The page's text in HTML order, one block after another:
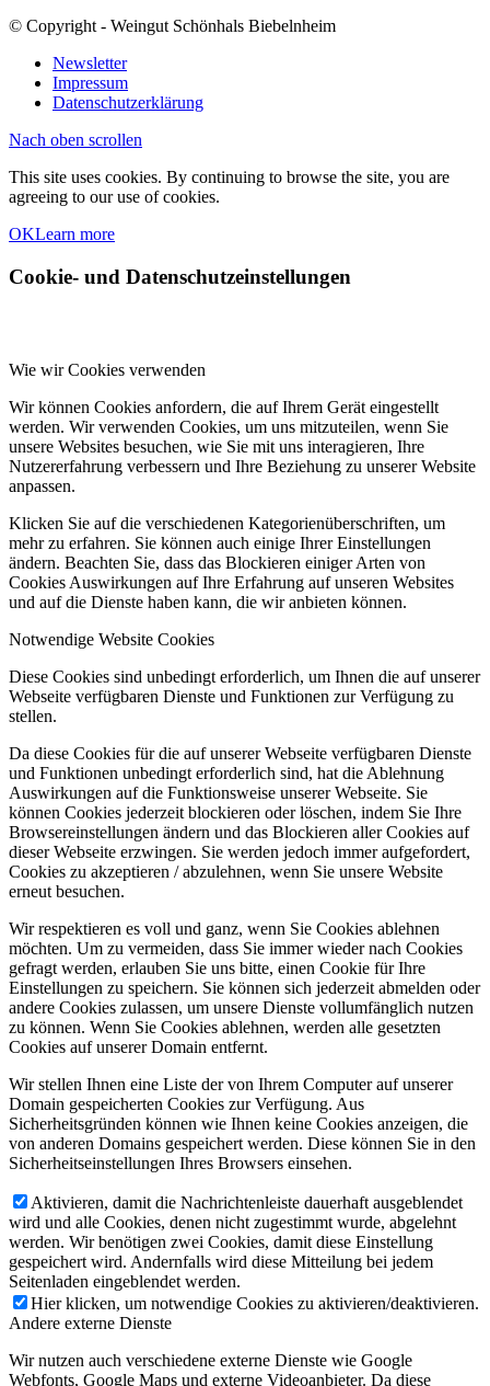
© Copyright - Weingut Schönhals Biebelnheim
Newsletter
Impressum
Datenschutzerklärung
Nach oben scrollen
This site uses cookies. By continuing to browse the site, you are
agreeing to our use of cookies.
OKLearn more
Cookie- und Datenschutzeinstellungen
Wie wir Cookies verwenden
Wir können Cookies anfordern, die auf Ihrem Gerät eingestellt
werden. Wir verwenden Cookies, um uns mitzuteilen, wenn Sie
unsere Websites besuchen, wie Sie mit uns interagieren, Ihre
Nutzererfahrung verbessern und Ihre Beziehung zu unserer Website
anpassen.
Klicken Sie auf die verschiedenen Kategorienüberschriften, um
mehr zu erfahren. Sie können auch einige Ihrer Einstellungen
ändern. Beachten Sie, dass das Blockieren einiger Arten von
Cookies Auswirkungen auf Ihre Erfahrung auf unseren Websites
und auf die Dienste haben kann, die wir anbieten können.
Notwendige Website Cookies
Diese Cookies sind unbedingt erforderlich, um Ihnen die auf unserer
Webseite verfügbaren Dienste und Funktionen zur Verfügung zu
stellen.
Da diese Cookies für die auf unserer Webseite verfügbaren Dienste
und Funktionen unbedingt erforderlich sind, hat die Ablehnung
Auswirkungen auf die Funktionsweise unserer Webseite. Sie
können Cookies jederzeit blockieren oder löschen, indem Sie Ihre
Browsereinstellungen ändern und das Blockieren aller Cookies auf
dieser Webseite erzwingen. Sie werden jedoch immer aufgefordert,
Cookies zu akzeptieren / abzulehnen, wenn Sie unsere Website
erneut besuchen.
Wir respektieren es voll und ganz, wenn Sie Cookies ablehnen
möchten. Um zu vermeiden, dass Sie immer wieder nach Cookies
gefragt werden, erlauben Sie uns bitte, einen Cookie für Ihre
Einstellungen zu speichern. Sie können sich jederzeit abmelden oder
andere Cookies zulassen, um unsere Dienste vollumfänglich nutzen
zu können. Wenn Sie Cookies ablehnen, werden alle gesetzten
Cookies auf unserer Domain entfernt.
Wir stellen Ihnen eine Liste der von Ihrem Computer auf unserer
Domain gespeicherten Cookies zur Verfügung. Aus
Sicherheitsgründen können wie Ihnen keine Cookies anzeigen, die
von anderen Domains gespeichert werden. Diese können Sie in den
Sicherheitseinstellungen Ihres Browsers einsehen.
Aktivieren, damit die Nachrichtenleiste dauerhaft ausgeblendet
wird und alle Cookies, denen nicht zugestimmt wurde, abgelehnt
werden. Wir benötigen zwei Cookies, damit diese Einstellung
gespeichert wird. Andernfalls wird diese Mitteilung bei jedem
Seitenladen eingeblendet werden.
Hier klicken, um notwendige Cookies zu aktivieren/deaktivieren.
Andere externe Dienste
Wir nutzen auch verschiedene externe Dienste wie Google
Webfonts, Google Maps und externe Videoanbieter. Da diese